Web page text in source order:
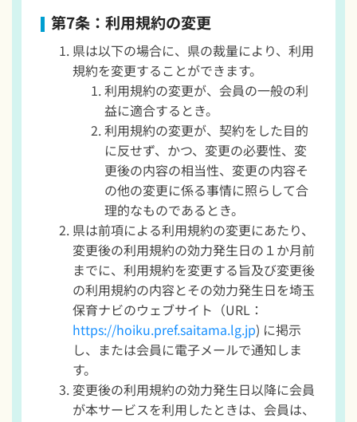
第7条：利用規約の変更
県は以下の場合に、県の裁量により、利用
規約を変更することができます。
利用規約の変更が、会員の一般の利
益に適合するとき。
利用規約の変更が、契約をした目的
に反せず、かつ、変更の必要性、変
更後の内容の相当性、変更の内容そ
の他の変更に係る事情に照らして合
理的なものであるとき。
県は前項による利用規約の変更にあたり、
変更後の利用規約の効力発生日の１か月前
までに、利用規約を変更する旨及び変更後
の利用規約の内容とその効力発生日を埼玉
保育ナビのウェブサイト（URL：
https://hoiku.pref.saitama.lg.jp) に掲示
し、または会員に電子メールで通知しま
す。
変更後の利用規約の効力発生日以降に会員
が本サービスを利用したときは、会員は、